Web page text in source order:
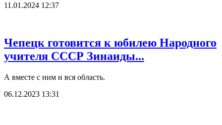
11.01.2024 12:37
Чепецк готовится к юбилею Народного
учителя СССР Зинаиды...
А вместе с ним и вся область.
06.12.2023 13:31